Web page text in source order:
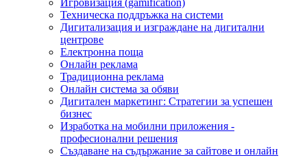
Игровизация (gamification)
Техническа поддръжка на системи
Дигитализация и изграждане на дигитални
центрове
Електронна поща
Онлайн реклама
Традиционна реклама
Онлайн система за обяви
Дигитален маркетинг: Стратегии за успешен
бизнес
Изработка на мобилни приложения -
професионални решения
Създаване на съдържание за сайтове и онлайн